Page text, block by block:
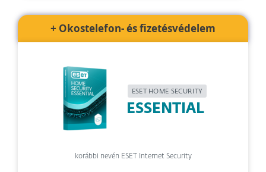
+ Okostelefon- és fizetésvédelem
ESET HOME SECURITY
ESSENTIAL
korábbi nevén ESET Internet Security